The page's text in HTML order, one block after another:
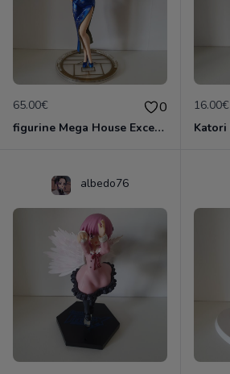
65.00€ 0
figurine Mega House Excellent Model CORE Spirit of Wonder: China-san no Yuuutsu
16.00€
albedo76